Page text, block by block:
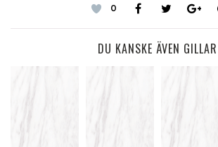
0
DU KANSKE ÄVEN GILLAR